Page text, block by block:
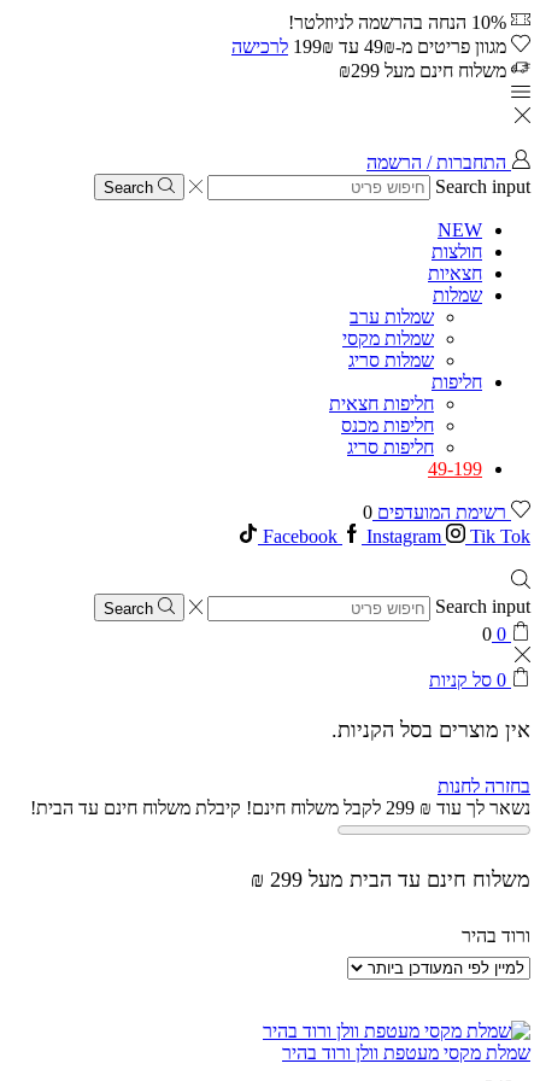
10% הנחה בהרשמה לניוזלטר!
מגוון פריטים מ-49₪ עד 199₪
לרכישה
משלוח חינם מעל ₪299
התחברות / הרשמה
Search input
Search
NEW
חולצות
חצאיות
שמלות
שמלות ערב
שמלות מקסי
שמלות סריג
חליפות
חליפות חצאית
חליפות מכנס
חליפות סריג
49-199
רשימת המועדפים 0
Facebook
Instagram Tik Tok
Search input
Search
0
0
0 סל קניות
אין מוצרים בסל הקניות.
בחזרה לחנות
נשאר לך עוד
299 ₪ לקבל משלוח חינם! קיבלת משלוח חינם עד הבית!
משלוח חינם עד הבית מעל 299 ₪
ורוד בהיר
שמלת מקסי מעטפת וולן ורוד בהיר